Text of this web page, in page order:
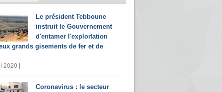
Le président Tebboune
instruit le Gouvernement
d'entamer l'exploitation
grands gisements de fer et de
2020 |
Coronavirus : le secteur